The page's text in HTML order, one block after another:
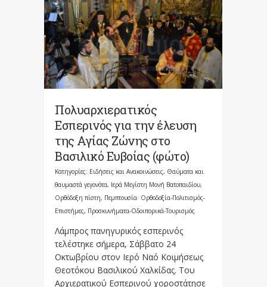
Πολυαρχιερατικός
Εσπερινός για την έλευση
της Αγίας Ζώνης στο
Βασιλικό Ευβοίας (φώτο)
Κατηγορίες: Ειδήσεις και Ανακοινώσεις, Θαύματα και
θαυμαστά γεγονότα, Ιερά Μεγίστη Μονή Βατοπαιδίου,
Ορθόδοξη πίστη, Πεμπτουσία· Ορθοδοξία-Πολιτισμός-
Επιστήμες, Προσκυνήματα-Οδοιπορικά-Τουρισμός
Λάμπρος πανηγυρικός εσπερινός
τελέστηκε σήμερα, Σάββατο 24
Οκτωβρίου στον Ιερό Ναό Κοιμήσεως
Θεοτόκου Βασιλικού Χαλκίδας. Του
Αρχιερατικού Εσπερινού χοροστάτησε